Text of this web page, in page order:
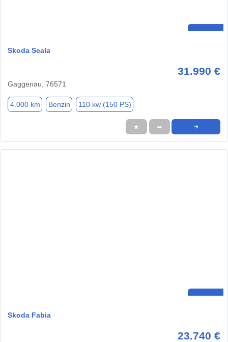
Skoda Scala
31.990 €
Gaggenau, 76571
4.000 km Benzin 110 kw (150 PS)
★ ➦ ➜
Skoda Fabia
23.740 €